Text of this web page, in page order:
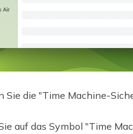
Sie die "Time Machine-
auf das Symbol "Time